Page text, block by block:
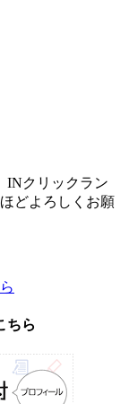
INクリックラン
どよろしくお願
ちら